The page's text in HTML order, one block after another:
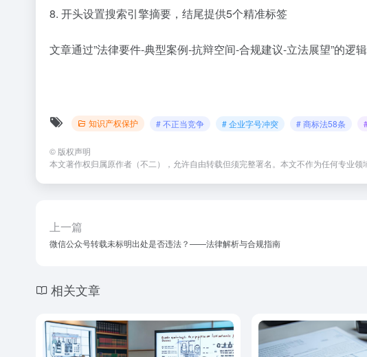
8. 开头设置搜索引擎摘要，结尾提供5个精准标签
文章通过”法律要件-典型案例-抗辩空间-合规建议-立法展望”的
知识产权保护 # 不正当竞争 # 企业字号冲突 # 商标法58条
© 版权声明
本文著作权归属原作者（不二），允许自由转载但须完整署名。本文不作为任何专业
上一篇
微信公众号转载未标明出处是否违法？——法律解析与合规指南
相关文章